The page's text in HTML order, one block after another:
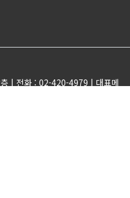
| 전화 : 02-420-4979 | 대표메